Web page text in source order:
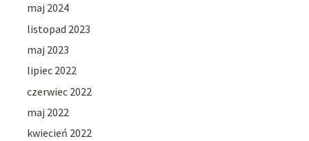
maj 2024
listopad 2023
maj 2023
lipiec 2022
czerwiec 2022
maj 2022
kwiecień 2022